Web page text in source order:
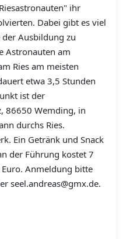
ihr
Dabei gibt es viel
Ausbildung zu
Astronauten am
Ries am meisten
etwa 3,5 Stunden
ist der
86650 Wemding, in
durchs Ries.
Ein Getränk und Snack
der Führung kostet 7
Anmeldung bitte
seel.andreas@gmx.de.